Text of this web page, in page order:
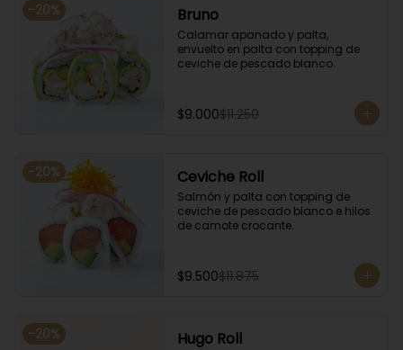
-20% Bruno
Calamar apanado y palta,
envuelto en palta con topping de
ceviche de pescado blanco.
$9.000$11.250
-20% Ceviche Roll
Salmón y palta con topping de
ceviche de pescado blanco e hilos
de camote crocante.
$9.500$11.875
-20% Hugo Roll